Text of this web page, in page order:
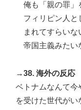
俺も「親の罪」
フィリピン人と
まれてすらい
帝国主義みたい
→38. 海外の反応
ベトナムなんて今
を受けた世代が